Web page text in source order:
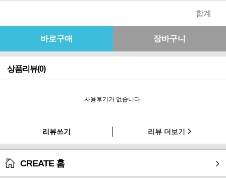
합계
상품리뷰(0)
사용후기가 없습니다.
리뷰쓰기 리뷰 더보기
CREATE 홈